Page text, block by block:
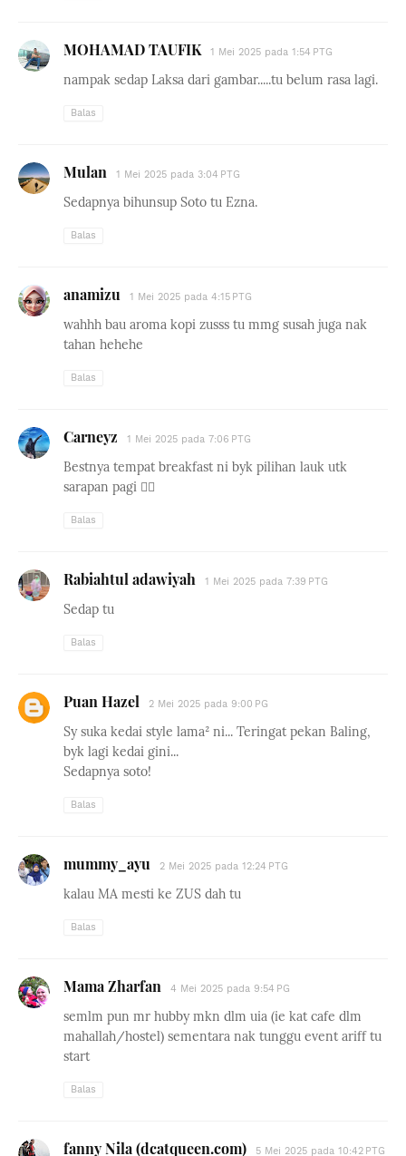
MOHAMAD TAUFIK 1 Mei 2025 pada 1:54 PTG
nampak sedap Laksa dari gambar.....tu belum rasa lagi.
Balas
Mulan 1 Mei 2025 pada 3:04 PTG
Sedapnya bihunsup Soto tu Ezna.
Balas
anamizu 1 Mei 2025 pada 4:15 PTG
wahhh bau aroma kopi zusss tu mmg susah juga nak
tahan hehehe
Balas
Carneyz 1 Mei 2025 pada 7:06 PTG
Bestnya tempat breakfast ni byk pilihan lauk utk
sarapan pagi 👍🏻
Balas
Rabiahtul adawiyah 1 Mei 2025 pada 7:39 PTG
Sedap tu
Balas
Puan Hazel 2 Mei 2025 pada 9:00 PG
Sy suka kedai style lama² ni... Teringat pekan Baling,
byk lagi kedai gini...
Sedapnya soto!
Balas
mummy_ayu 2 Mei 2025 pada 12:24 PTG
kalau MA mesti ke ZUS dah tu
Balas
Mama Zharfan 4 Mei 2025 pada 9:54 PG
semlm pun mr hubby mkn dlm uia (ie kat cafe dlm
mahallah/hostel) sementara nak tunggu event ariff tu
start
Balas
fanny Nila (dcatqueen.com) 5 Mei 2025 pada 10:42 PTG